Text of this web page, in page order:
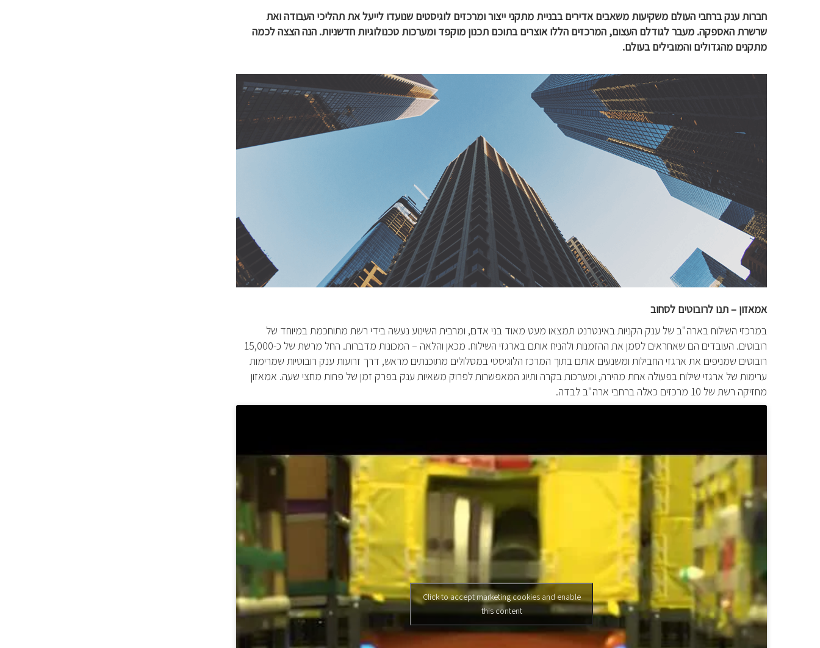
חברות ענק ברחבי העולם משקיעות משאבים אדירים בבניית מתקני ייצור ומרכזים לוגיסטים שנועדו לייעל את תהליכי העבודה ואת
שרשרת האספקה. מעבר לגודלם העצום, המרכזים הללו אוצרים בתוכם תכנון מוקפד ומערכות טכנולוגיות חדשניות. הנה הצצה לכמה
מתקנים מהגדולים והמובילים בעולם.
אמאזון – תנו לרובוטים לסחוב
במרכזי השילוח בארה"ב של ענק הקניות באינטרנט תמצאו מעט מאוד בני אדם, ומרבית השינוע נעשה בידי רשת מתוחכמת במיוחד של
רובוטים. העובדים הם שאחראים לסמן את ההזמנות ולהניח אותם בארגזי השילוח. מכאן והלאה – המכונות מדברות. החל מרשת של כ-15,000
רובוטים שמניפים את ארגזי החבילות ומשנעים אותם בתוך המרכז הלוגיסטי במסלולים מתוכנתים מראש, דרך זרועות ענק רובוטיות שמרימות
ערימות של ארגזי שילוח בפעולה אחת מהירה, ומערכות בקרה ותיוג המאפשרות לפרוק משאיות ענק בפרק זמן של פחות מחצי שעה. אמאזון
מחזיקה רשת של 10 מרכזים כאלה ברחבי ארה"ב לבדה.
Click to accept marketing cookies and enable
this content